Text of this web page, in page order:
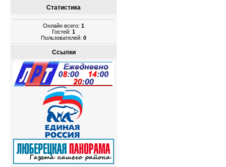
Статистика
Онлайн всего: 1
Гостей: 1
Пользователей: 0
Ссылки